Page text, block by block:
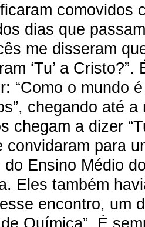
comovidos
dias que
me disseram
‘Tu’ a
“Como o mundo
chegando até
chegam a dizer
convidaram para
Ensino Médio
Eles também
encontro, um
Química”. É